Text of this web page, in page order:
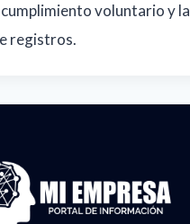
voluntario y la
registros.